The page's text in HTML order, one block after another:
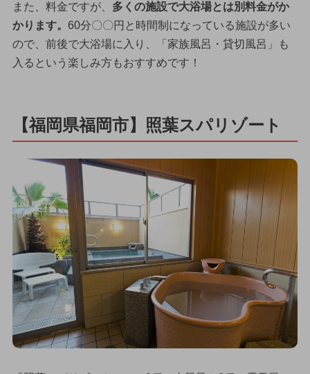
また、料金ですが、 多くの施設で大浴場とは別料金がか
かります。 60分〇〇円と時間制になっている施設が多い
ので、前後で大浴場に入り、「家族風呂・貸切風呂」も
入るという楽しみ方もおすすめです！
【福岡県福岡市】照葉スパリゾート